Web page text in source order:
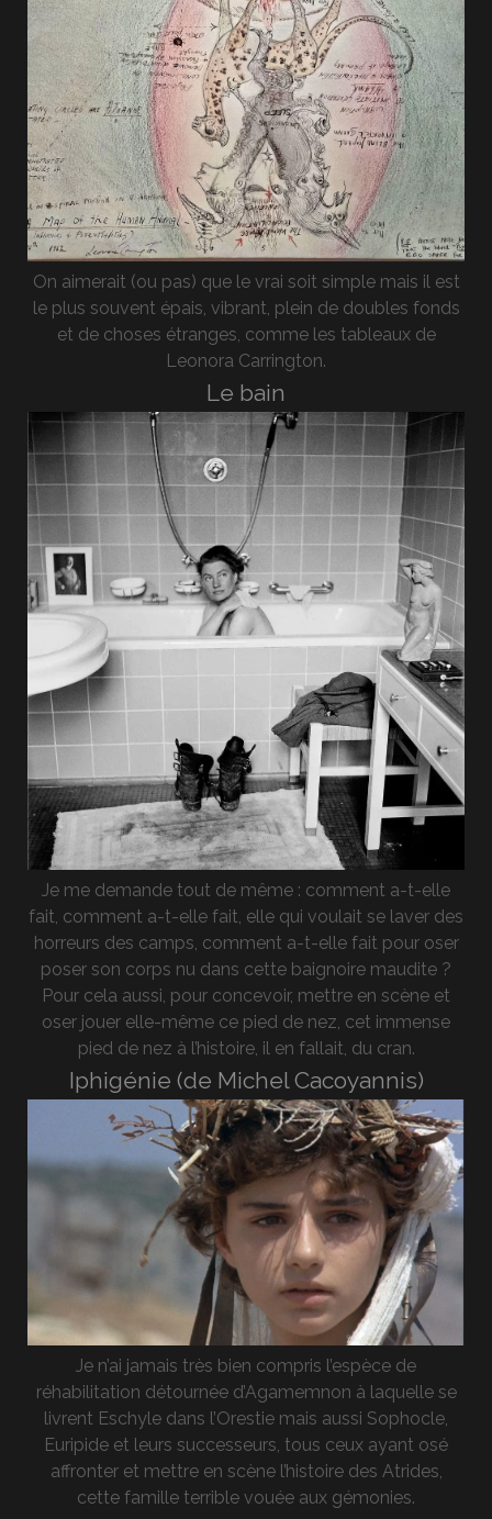
On aimerait (ou pas) que le vrai soit simple mais il est
le plus souvent épais, vibrant, plein de doubles fonds
et de choses étranges, comme les tableaux de
Leonora Carrington.
Le bain
Je me demande tout de même : comment a-t-elle
fait, comment a-t-elle fait, elle qui voulait se laver des
horreurs des camps, comment a-t-elle fait pour oser
poser son corps nu dans cette baignoire maudite ?
Pour cela aussi, pour concevoir, mettre en scène et
oser jouer elle-même ce pied de nez, cet immense
pied de nez à l’histoire, il en fallait, du cran.
Iphigénie (de Michel Cacoyannis)
Je n’ai jamais très bien compris l’espèce de
réhabilitation détournée d’Agamemnon à laquelle se
livrent Eschyle dans l’Orestie mais aussi Sophocle,
Euripide et leurs successeurs, tous ceux ayant osé
affronter et mettre en scène l’histoire des Atrides,
cette famille terrible vouée aux gémonies.